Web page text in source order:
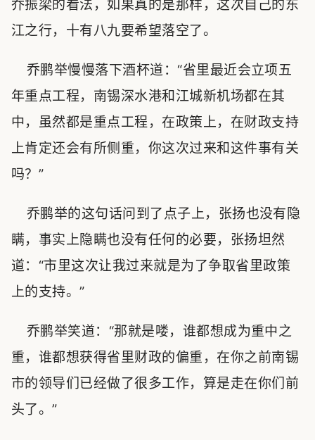
乔振梁的看法，如果真的是那样，这次自己的东
江之行，十有八九要希望落空了。
乔鹏举慢慢落下酒杯道：“省里最近会立项五
年重点工程，南锡深水港和江城新机场都在其
中，虽然都是重点工程，在政策上，在财政支持
上肯定还会有所侧重，你这次过来和这件事有关
吗？”
乔鹏举的这句话问到了点子上，张扬也没有隐
瞒，事实上隐瞒也没有任何的必要，张扬坦然
道：“市里这次让我过来就是为了争取省里政策
上的支持。”
乔鹏举笑道：“那就是喽，谁都想成为重中之
重，谁都想获得省里财政的偏重，在你之前南锡
市的领导们已经做了很多工作，算是走在你们前
头了。”